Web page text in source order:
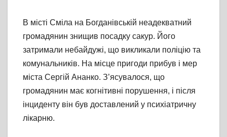
В місті Сміла на Богданівській неадекватний
громадянин знищив посадку сакур. Його
затримали небайдужі, що викликали поліцію та
комунальників. На місце пригоди прибув і мер
міста Сергій Ананко. З’ясувалося, що
громадянин має когнітивні порушення, і після
інциденту він був доставлений у психіатричну
лікарню.